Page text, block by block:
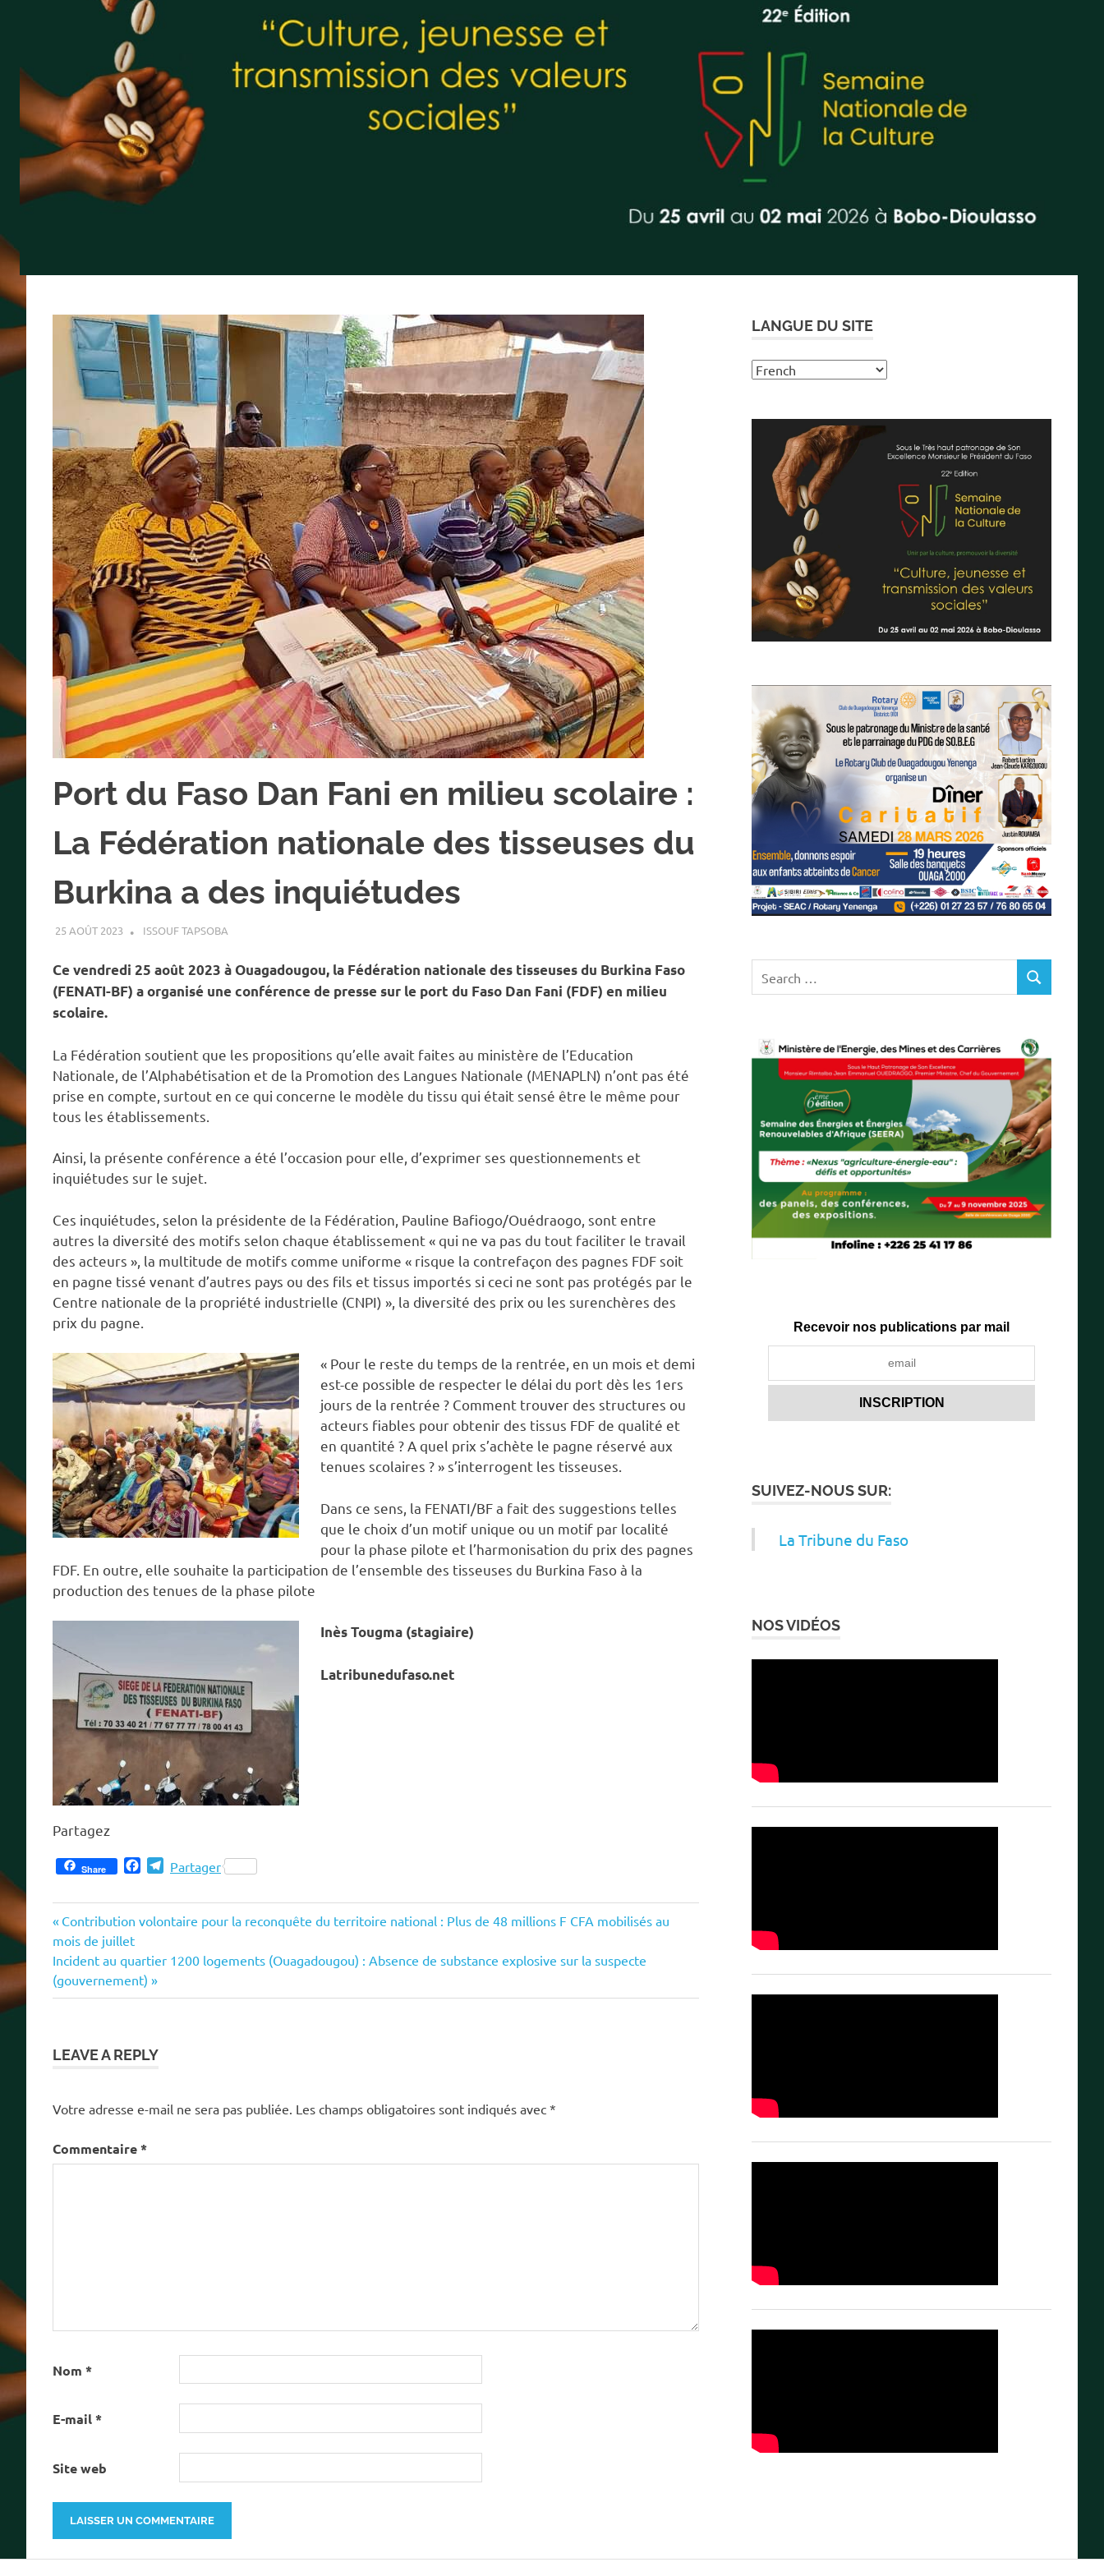
Port du Faso Dan Fani en milieu scolaire :
La Fédération nationale des tisseuses du
Burkina a des inquiétudes
25 AOÛT 2023 ISSOUF TAPSOBA
Ce vendredi 25 août 2023 à Ouagadougou, la Fédération nationale des tisseuses du Burkina Faso
(FENATI-BF) a organisé une conférence de presse sur le port du Faso Dan Fani (FDF) en milieu
scolaire.
La Fédération soutient que les propositions qu’elle avait faites au ministère de l’Education
Nationale, de l’Alphabétisation et de la Promotion des Langues Nationale (MENAPLN) n’ont pas été
prise en compte, surtout en ce qui concerne le modèle du tissu qui était sensé être le même pour
tous les établissements.
Ainsi, la présente conférence a été l’occasion pour elle, d’exprimer ses questionnements et
inquiétudes sur le sujet.
Ces inquiétudes, selon la présidente de la Fédération, Pauline Bafiogo/Ouédraogo, sont entre
autres la diversité des motifs selon chaque établissement « qui ne va pas du tout faciliter le travail
des acteurs », la multitude de motifs comme uniforme « risque la contrefaçon des pagnes FDF soit
en pagne tissé venant d’autres pays ou des fils et tissus importés si ceci ne sont pas protégés par le
Centre nationale de la propriété industrielle (CNPI) », la diversité des prix ou les surenchères des
prix du pagne.
« Pour le reste du temps de la rentrée, en un mois et demi
est-ce possible de respecter le délai du port dès les 1ers
jours de la rentrée ? Comment trouver des structures ou
acteurs fiables pour obtenir des tissus FDF de qualité et
en quantité ? A quel prix s’achète le pagne réservé aux
tenues scolaires ? » s’interrogent les tisseuses.
Dans ce sens, la FENATI/BF a fait des suggestions telles
que le choix d’un motif unique ou un motif par localité
pour la phase pilote et l’harmonisation du prix des pagnes
FDF. En outre, elle souhaite la participation de l’ensemble des tisseuses du Burkina Faso à la
production des tenues de la phase pilote
Inès Tougma (stagiaire)
Latribunedufaso.net
Partagez
Share FacebookTelegram
Partager
Navigation
de
l’article
Previous
Post:
Contribution volontaire pour la reconquête du territoire national : Plus de 48 millions F CFA mobilisés au
mois de juillet
Next
Post:
Incident au quartier 1200 logements (Ouagadougou) : Absence de substance explosive sur la suspecte
(gouvernement)
LEAVE A REPLY
Votre adresse e-mail ne sera pas publiée. Les champs obligatoires sont indiqués avec *
Commentaire*
Nom *
E-mail*
Site web
LANGUE DU SITE
for:
SEARCH
Recevoir nos publications par mail
SUIVEZ-NOUS SUR:
La Tribune du Faso
NOS VIDÉOS